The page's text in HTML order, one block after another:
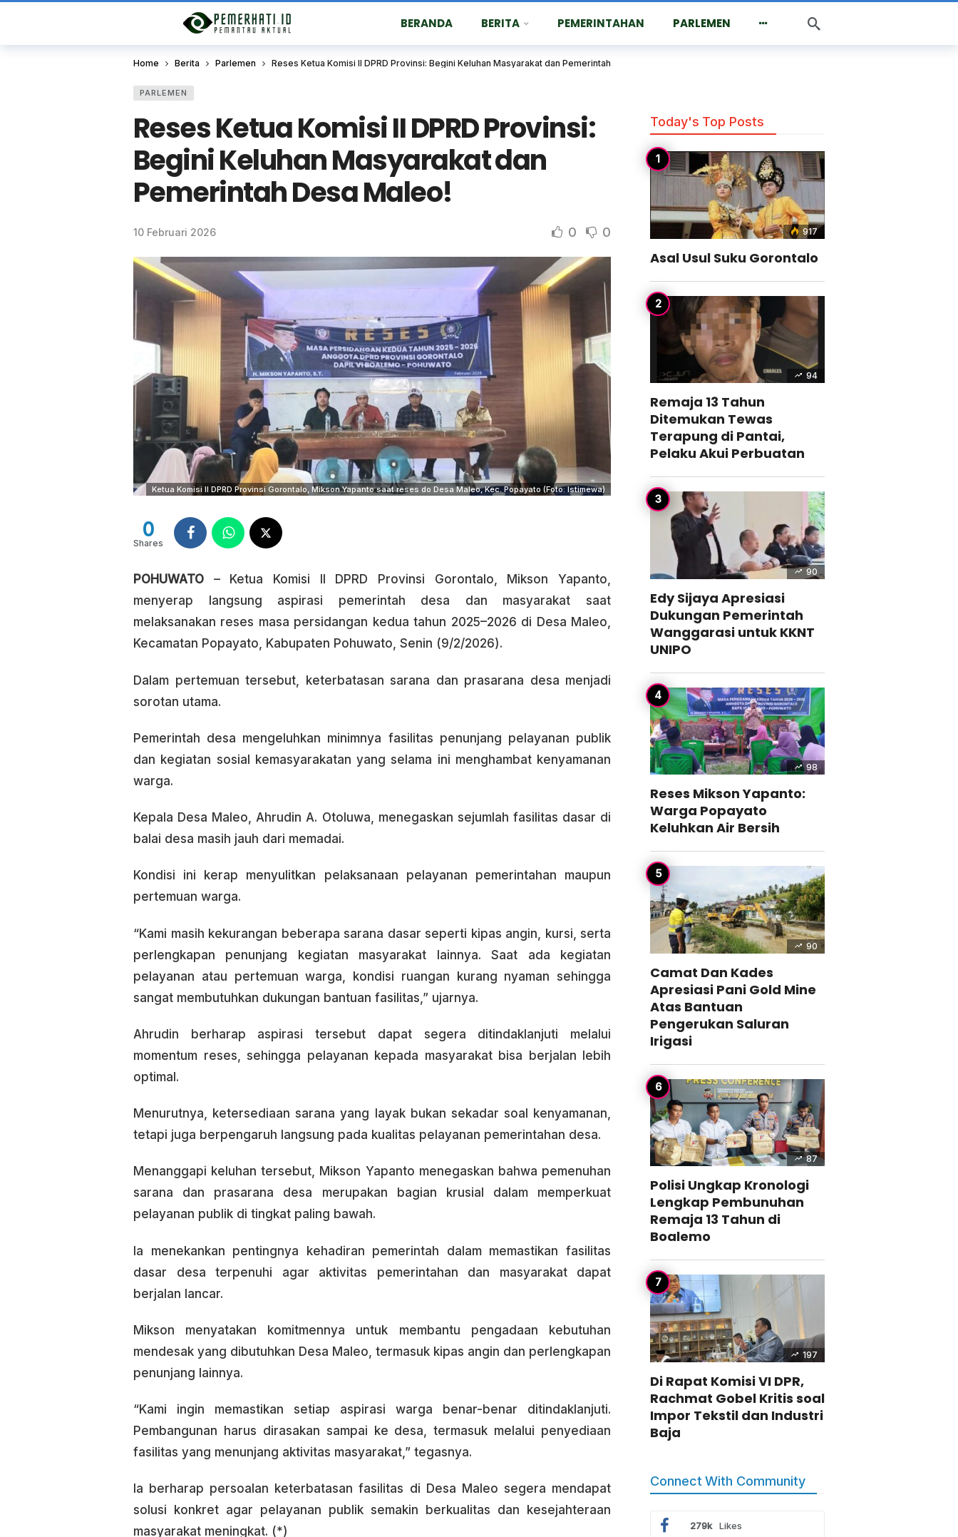
BERANDA BERITA PEMERINTAHAN PARLEMEN
Home Berita Parlemen Reses Ketua Komisi II DPRD Provinsi: Begini Keluhan Masyarakat dan Pemerintah Desa Maleo!
PARLEMEN
Reses Ketua Komisi II DPRD Provinsi:
Begini Keluhan Masyarakat dan
Pemerintah Desa Maleo!
10 Februari 2026 0 0
Ketua Komisi II DPRD Provinsi Gorontalo, Mikson Yapanto saat reses do Desa Maleo, Kec. Popayato (Foto: Istimewa)
0
Shares
POHUWATO – Ketua Komisi II DPRD Provinsi Gorontalo, Mikson Yapanto,
menyerap langsung aspirasi pemerintah desa dan masyarakat saat
melaksanakan reses masa persidangan kedua tahun 2025–2026 di Desa Maleo,
Kecamatan Popayato, Kabupaten Pohuwato, Senin (9/2/2026).
Dalam pertemuan tersebut, keterbatasan sarana dan prasarana desa menjadi
sorotan utama.
Pemerintah desa mengeluhkan minimnya fasilitas penunjang pelayanan publik
dan kegiatan sosial kemasyarakatan yang selama ini menghambat kenyamanan
warga.
Kepala Desa Maleo, Ahrudin A. Otoluwa, menegaskan sejumlah fasilitas dasar di
balai desa masih jauh dari memadai.
Kondisi ini kerap menyulitkan pelaksanaan pelayanan pemerintahan maupun
pertemuan warga.
“Kami masih kekurangan beberapa sarana dasar seperti kipas angin, kursi, serta
perlengkapan penunjang kegiatan masyarakat lainnya. Saat ada kegiatan
pelayanan atau pertemuan warga, kondisi ruangan kurang nyaman sehingga
sangat membutuhkan dukungan bantuan fasilitas,” ujarnya.
Ahrudin berharap aspirasi tersebut dapat segera ditindaklanjuti melalui
momentum reses, sehingga pelayanan kepada masyarakat bisa berjalan lebih
optimal.
Menurutnya, ketersediaan sarana yang layak bukan sekadar soal kenyamanan,
tetapi juga berpengaruh langsung pada kualitas pelayanan pemerintahan desa.
Menanggapi keluhan tersebut, Mikson Yapanto menegaskan bahwa pemenuhan
sarana dan prasarana desa merupakan bagian krusial dalam memperkuat
pelayanan publik di tingkat paling bawah.
Ia menekankan pentingnya kehadiran pemerintah dalam memastikan fasilitas
dasar desa terpenuhi agar aktivitas pemerintahan dan masyarakat dapat
berjalan lancar.
Mikson menyatakan komitmennya untuk membantu pengadaan kebutuhan
mendesak yang dibutuhkan Desa Maleo, termasuk kipas angin dan perlengkapan
penunjang lainnya.
“Kami ingin memastikan setiap aspirasi warga benar-benar ditindaklanjuti.
Pembangunan harus dirasakan sampai ke desa, termasuk melalui penyediaan
fasilitas yang menunjang aktivitas masyarakat,” tegasnya.
Ia berharap persoalan keterbatasan fasilitas di Desa Maleo segera mendapat
solusi konkret agar pelayanan publik semakin berkualitas dan kesejahteraan
masyarakat meningkat. (*)
Today's Top Posts
917
Asal Usul Suku Gorontalo
94
Remaja 13 Tahun
Ditemukan Tewas
Terapung di Pantai,
Pelaku Akui Perbuatan
90
Edy Sijaya Apresiasi
Dukungan Pemerintah
Wanggarasi untuk KKNT
UNIPO
98
Reses Mikson Yapanto:
Warga Popayato
Keluhkan Air Bersih
90
Camat Dan Kades
Apresiasi Pani Gold Mine
Atas Bantuan
Pengerukan Saluran
Irigasi
87
Polisi Ungkap Kronologi
Lengkap Pembunuhan
Remaja 13 Tahun di
Boalemo
197
Di Rapat Komisi VI DPR,
Rachmat Gobel Kritis soal
Impor Tekstil dan Industri
Baja
Connect With Community
279k Likes